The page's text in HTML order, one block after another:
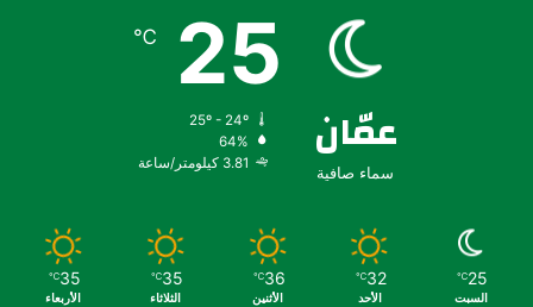
عمّان
سماء صافية
25
℃
64%
3.81 كيلومتر/ساعة
25
℃
السبت
32
℃
الأحد
36
℃
الأثنين
35
℃
الثلاثاء
35
℃
الأربعاء